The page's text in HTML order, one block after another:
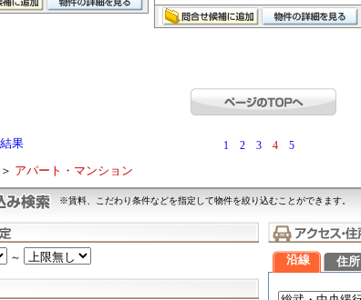
果 1 2 3 4 5
＞ アパート・マンション
※賃料、こだわり条件などを指定して物件を絞り込むことができます。
～ 沿線 住所